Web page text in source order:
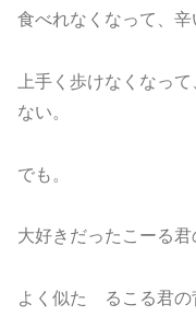
食べれなくなって、辛
上手く歩けなくなっ
ない。
でも。
大好きだったこーる
よく似た るこる君の